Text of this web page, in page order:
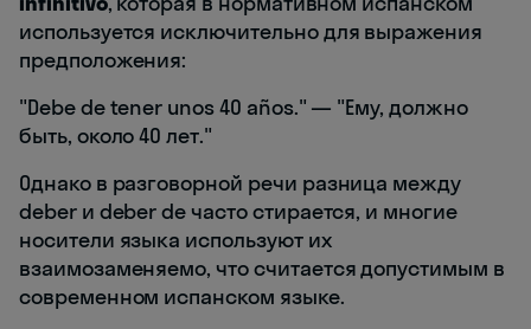
используется исключительно для выражения
предположения:
"Debe de tener unos 40 años." — "Ему, должно
быть, около 40 лет."
Однако в разговорной речи разница между
deber и deber de часто стирается, и многие
носители языка используют их
взаимозаменяемо, что считается допустимым в
современном испанском языке.